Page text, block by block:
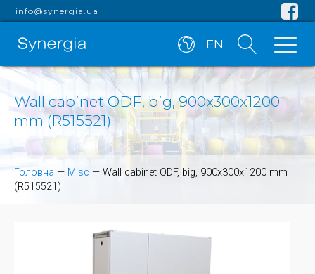
info@synergia.ua
EN
Wall cabinet ODF, big, 900x300x1200
mm (R515521)
Головна — Misc — Wall cabinet ODF, big, 900x300x1200 mm
(R515521)